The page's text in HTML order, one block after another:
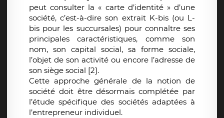
peut consulter la « carte d’identité » d’une
société, c’est-à-dire son extrait K-bis (ou L-
bis pour les succursales) pour connaître ses
principales caractéristiques, comme son
nom, son capital social, sa forme sociale,
l’objet de son activité ou encore l’adresse de
son siège social [2].
Cette approche générale de la notion de
société doit être désormais complétée par
l’étude spécifique des sociétés adaptées à
l’entrepreneur individuel.